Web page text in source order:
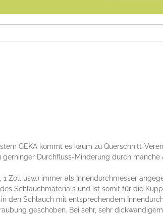
GEKA kommt es kaum zu Querschnitt-
Durchfluss-Minderung durch
Zoll usw.) immer als Innendurchmesser
Schlauchmaterials und ist somit für die
den Schlauch mit entsprechendem
geschoben. Bei sehr, sehr